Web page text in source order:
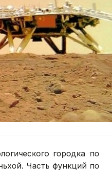
городка по
Часть функций по